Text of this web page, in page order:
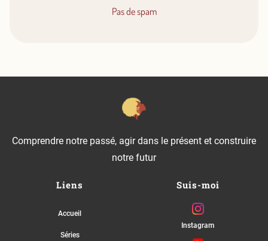
Pas de spam
Comprendre notre passé, agir dans le présent et construire
notre futur
Liens
Accueil
Séries
Suis-moi
Instagram